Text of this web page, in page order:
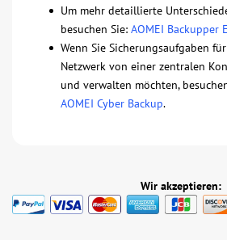
Um mehr detaillierte
besuchen Sie: AOMEI Backupper
Wenn Sie Sicherungsaufgaben
Netzwerk von einer zentralen
und verwalten möchten,
AOMEI Cyber Backup.
Wir akzeptieren: